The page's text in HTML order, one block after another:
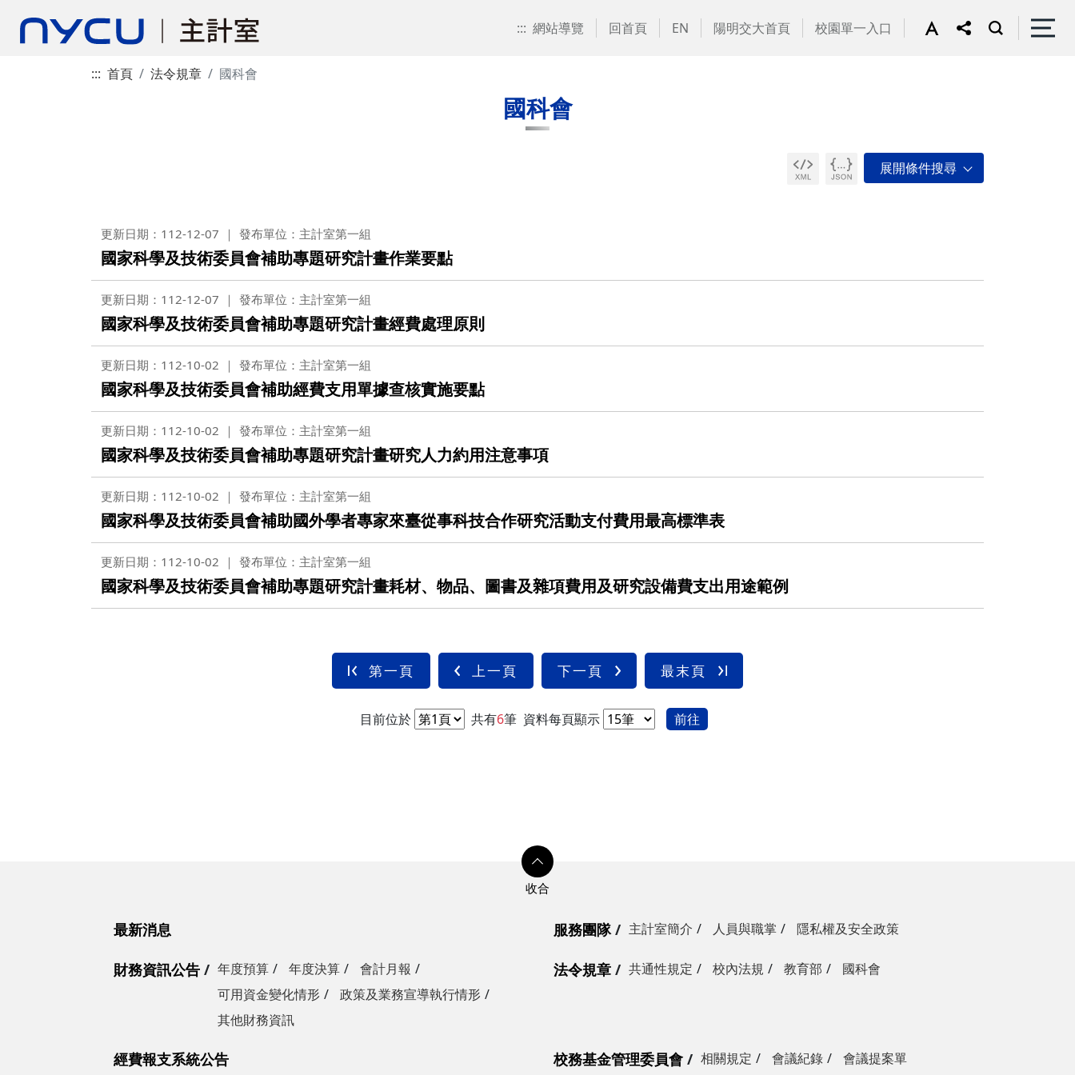
::: 網站導覽 回首頁 EN 陽明交大首頁 校園單一入口
::: 首頁 法令規章 國科會
國科會
更新日期：112-12-07 發布單位：主計室第一組
國家科學及技術委員會補助專題研究計畫作業要點
更新日期：112-12-07 發布單位：主計室第一組
國家科學及技術委員會補助專題研究計畫經費處理原則
更新日期：112-10-02 發布單位：主計室第一組
國家科學及技術委員會補助經費支用單據查核實施要點
更新日期：112-10-02 發布單位：主計室第一組
國家科學及技術委員會補助專題研究計畫研究人力約用注意事項
更新日期：112-10-02 發布單位：主計室第一組
國家科學及技術委員會補助國外學者專家來臺從事科技合作研究活動支付費用最高標準表
更新日期：112-10-02 發布單位：主計室第一組
國家科學及技術委員會補助專題研究計畫耗材、物品、圖書及雜項費用及研究設備費支出用途範例
第一頁 上一頁 下一頁 最末頁
目前位於 共有6筆 資料每頁顯示 前往
最新消息 服務團隊 主計室簡介 人員與職掌 隱私權及安全政策
財務資訊公告 年度預算 年度決算
會計月報
可用資金變化情形
政策及業務宣導執行情形
其他財務資訊
法令規章 共通性規定 校內法規 教育部 國科會
經費報支系統公告 校務基金管理委員會 相關規定 會議紀錄 會議提案單